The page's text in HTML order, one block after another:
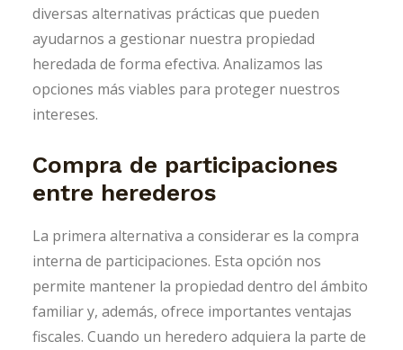
diversas alternativas prácticas que pueden
ayudarnos a gestionar nuestra propiedad
heredada de forma efectiva. Analizamos las
opciones más viables para proteger nuestros
intereses.
Compra de participaciones
entre herederos
La primera alternativa a considerar es la compra
interna de participaciones. Esta opción nos
permite mantener la propiedad dentro del ámbito
familiar y, además, ofrece importantes ventajas
fiscales. Cuando un heredero adquiera la parte de